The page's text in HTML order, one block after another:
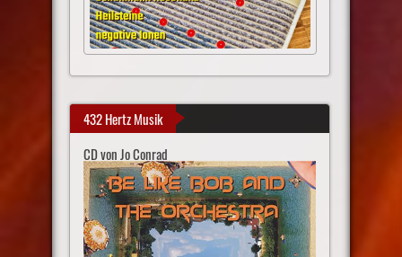
432 Hertz Musik
CD von Jo Conrad